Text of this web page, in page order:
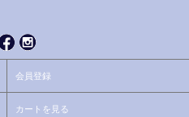
会員登録
カートを見る